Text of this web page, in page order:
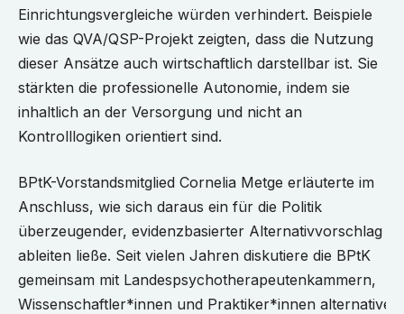
Einrichtungsvergleiche würden verhindert. Beispiele
wie das QVA/QSP-Projekt zeigten, dass die Nutzung
dieser Ansätze auch wirtschaftlich darstellbar ist. Sie
stärkten die professionelle Autonomie, indem sie
inhaltlich an der Versorgung und nicht an
Kontrolllogiken orientiert sind.
BPtK-Vorstandsmitglied Cornelia Metge erläuterte im
Anschluss, wie sich daraus ein für die Politik
überzeugender, evidenzbasierter Alternativvorschlag
ableiten ließe. Seit vielen Jahren diskutiere die BPtK
gemeinsam mit Landespsychotherapeutenkammern,
Wissenschaftler*innen und Praktiker*innen alternative